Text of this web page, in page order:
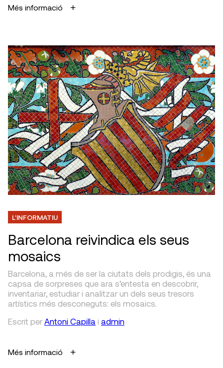
Més informació
L'INFORMATIU
Barcelona reivindica els seus
mosaics
Barcelona, a més de ser la ciutats dels prodigis, és una
capsa de sorpreses que ara s’entesta en descobrir,
inventariar, estudiar i analitzar un dels seus tresors
artístics més desconeguts: els mosaics.
Escrit per Antoni Capilla i admin
Més informació